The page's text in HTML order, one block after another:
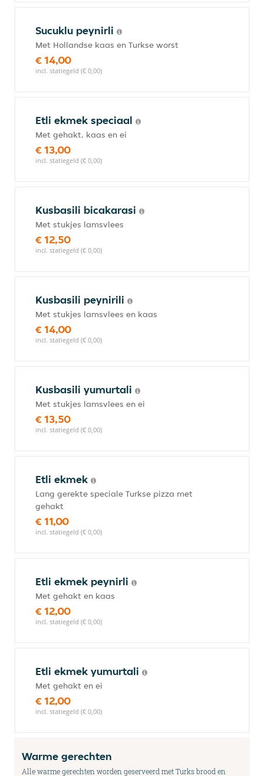
Sucuklu peynirli
Met Hollandse kaas en Turkse worst
€ 14,00
incl. statiegeld (€ 0,00)
Etli ekmek speciaal
Met gehakt, kaas en ei
€ 13,00
incl. statiegeld (€ 0,00)
Kusbasili bicakarasi
Met stukjes lamsvlees
€ 12,50
incl. statiegeld (€ 0,00)
Kusbasili peynirili
Met stukjes lamsvlees en kaas
€ 14,00
incl. statiegeld (€ 0,00)
Kusbasili yumurtali
Met stukjes lamsvlees en ei
€ 13,50
incl. statiegeld (€ 0,00)
Etli ekmek
Lang gerekte speciale Turkse pizza met
gehakt
€ 11,00
incl. statiegeld (€ 0,00)
Etli ekmek peynirli
Met gehakt en kaas
€ 12,00
incl. statiegeld (€ 0,00)
Etli ekmek yumurtali
Met gehakt en ei
€ 12,00
incl. statiegeld (€ 0,00)
Warme gerechten
Alle warme gerechten worden geserveerd met Turks brood en